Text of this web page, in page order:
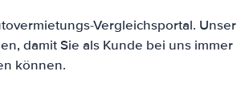
Vergleichsportal. Unser
damit Sie als Kunde bei uns immer
können.